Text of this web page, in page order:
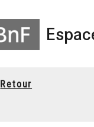
Retour